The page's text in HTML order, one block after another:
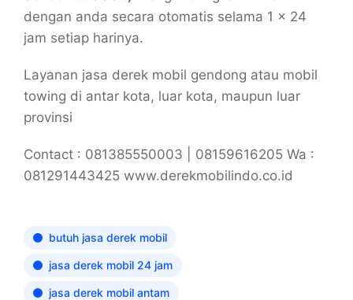
dengan anda secara otomatis selama 1 x 24
jam setiap harinya.
Layanan jasa derek mobil gendong atau mobil
towing di antar kota, luar kota, maupun luar
provinsi
Contact : 081385550003 | 08159616205 Wa :
081291443425 www.derekmobilindo.co.id
butuh jasa derek mobil
jasa derek mobil 24 jam
jasa derek mobil antam